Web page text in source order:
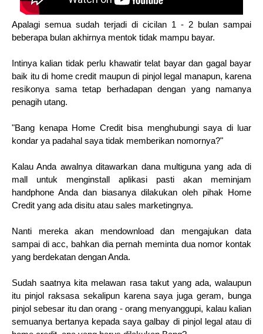
Apalagi semua sudah terjadi di cicilan 1 - 2 bulan sampai
beberapa bulan akhirnya mentok tidak mampu bayar.
Intinya kalian tidak perlu khawatir telat bayar dan gagal bayar
baik itu di home credit maupun di pinjol legal manapun, karena
resikonya sama tetap berhadapan dengan yang namanya
penagih utang.
"Bang kenapa Home Credit bisa menghubungi saya di luar
kondar ya padahal saya tidak memberikan nomornya?"
Kalau Anda awalnya ditawarkan dana multiguna yang ada di
mall untuk menginstall aplikasi pasti akan meminjam
handphone Anda dan biasanya dilakukan oleh pihak Home
Credit yang ada disitu atau sales marketingnya.
Nanti mereka akan mendownload dan mengajukan data
sampai di acc, bahkan dia pernah meminta dua nomor kontak
yang berdekatan dengan Anda.
Sudah saatnya kita melawan rasa takut yang ada, walaupun
itu pinjol raksasa sekalipun karena saya juga geram, bunga
pinjol sebesar itu dan orang - orang menyanggupi, kalau kalian
semuanya bertanya kepada saya galbay di pinjol legal atau di